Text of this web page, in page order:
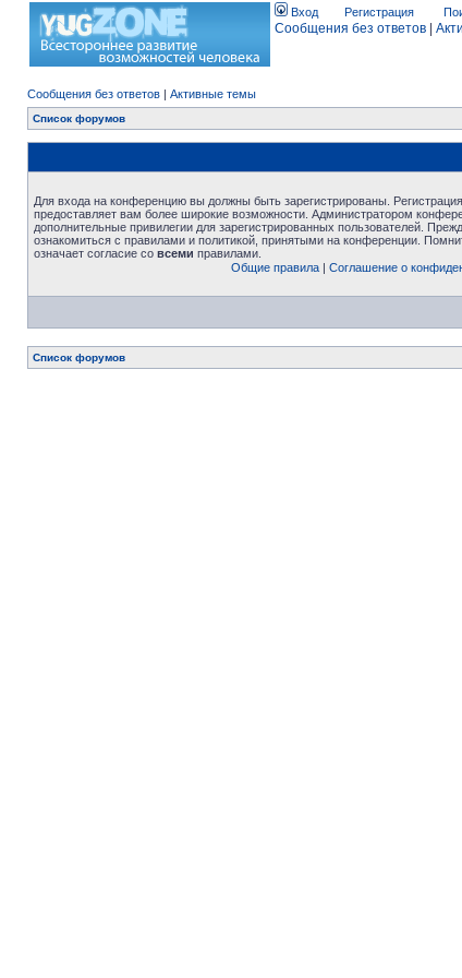
Вход Регистрация
Сообщения без ответов
Сообщения без ответов | Активные темы
Список форумов
Для входа на конференцию вы должны быть зарегистрированы.
предоставляет вам более широкие возможности. Администратором
дополнительные привилегии для зарегистрированных пользователей.
ознакомиться с правилами и политикой, принятыми на конференции.
означает согласие со всеми правилами.
Общие правила| Соглашение о
Список форумов